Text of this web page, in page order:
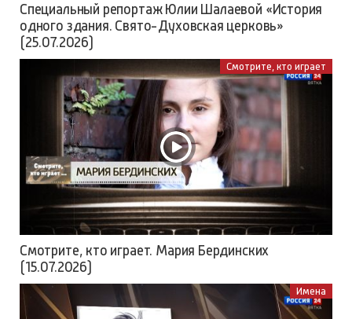
Специальный репортаж Юлии Шалаевой «История
одного здания. Свято-Духовская церковь»
(25.07.2026)
Смотрите, кто играет
Смотрите, кто играет. Мария Бердинских
(15.07.2026)
Имена